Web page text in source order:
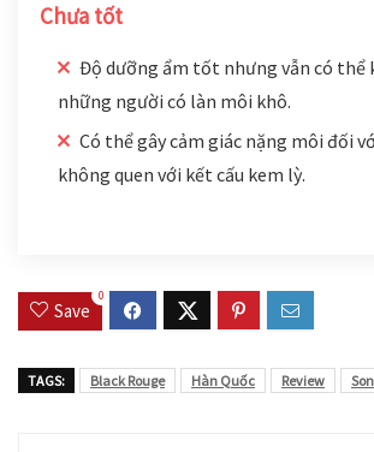
Chưa tốt
Độ dưỡng ẩm tốt nhưng vẫn có thể
những người có làn môi khô.
Có thể gây cảm giác nặng môi đối
không quen với kết cấu kem lỳ.
Save
0
TAGS: Black Rouge Hàn Quốc Review